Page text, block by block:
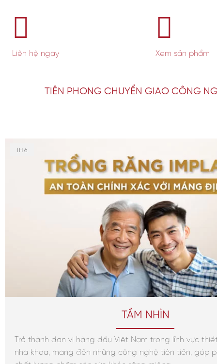
Liên hệ ngay Xem sản phẩm
TIÊN PHONG CHUYỂN GIAO CÔNG
TẦM NHÌN
Trở thành đơn vị hàng đầu Việt Nam trong lĩnh vực
nha khoa, mang đến những công nghệ tiên tiến, góp
TH 6